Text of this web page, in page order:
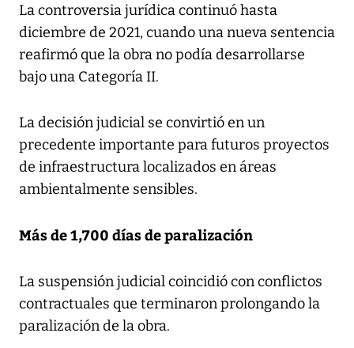
La controversia jurídica continuó hasta
diciembre de 2021, cuando una nueva sentencia
reafirmó que la obra no podía desarrollarse
bajo una Categoría II.
La decisión judicial se convirtió en un
precedente importante para futuros proyectos
de infraestructura localizados en áreas
ambientalmente sensibles.
Más de 1,700 días de paralización
La suspensión judicial coincidió con conflictos
contractuales que terminaron prolongando la
paralización de la obra.